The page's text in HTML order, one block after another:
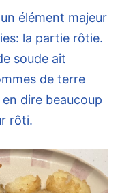
élément majeur
la partie rôtie.
soude ait
de terre
dire beaucoup
rôti.